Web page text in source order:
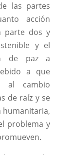
las partes
acción
parte dos y
y el
de paz a
a que
al cambio
de raíz y se
humanitaria,
problema y